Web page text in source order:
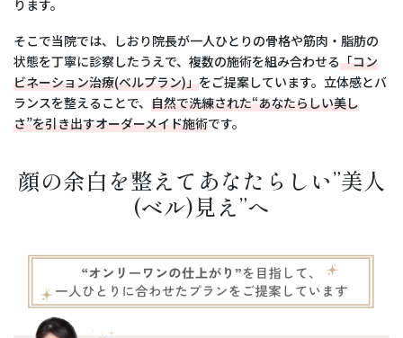
ります。
そこで当院では、しおり院長が一人ひとりの骨格や筋肉・脂肪の
状態を丁寧に診察したうえで、複数の施術を組み合わせる「コン
ビネーション治療(ベルプラン)」をご提案しています。立体感とバ
ランスを整えることで、 自然で洗練された“あなたらしい美し
さ”を引き出すオーダーメイド施術です。
顔の余白を整えてあなたらしい”美人
(ベル)見え”へ